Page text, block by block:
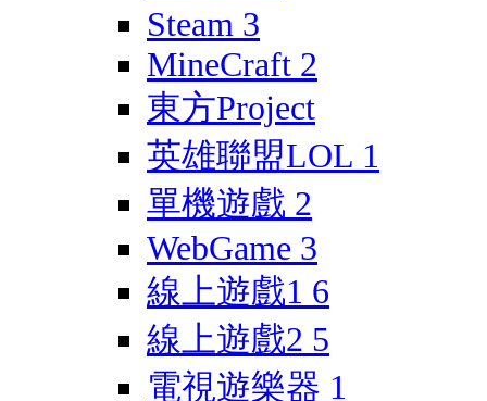
Steam 3
MineCraft 2
東方Project
英雄聯盟LOL 1
單機遊戲 2
WebGame 3
線上遊戲1 6
線上遊戲2 5
電視遊樂器 1